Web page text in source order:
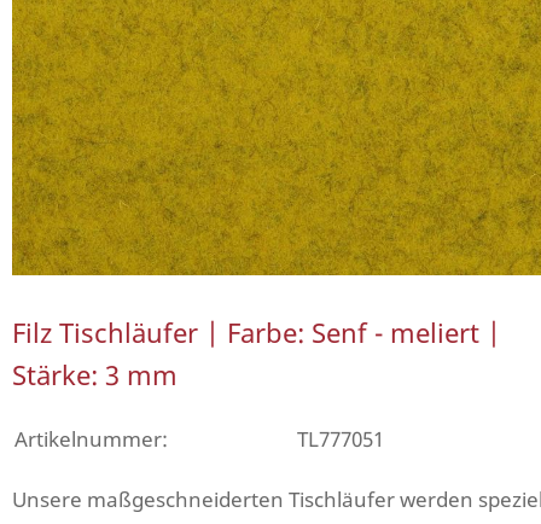
Filz Tischläufer | Farbe: Senf - meliert |
Stärke: 3 mm
Artikelnummer: TL777051
Unsere maßgeschneiderten Tischläufer werden